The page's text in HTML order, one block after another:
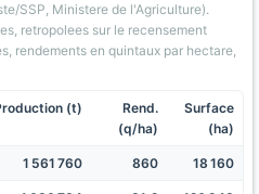
SSP, Ministere de l'Agriculture).
retropolees sur le recensement
rendements en quintaux par hectare,
(t)
Rend.
(q/ha)
Surface
(ha)
1 561 760 860 18 160